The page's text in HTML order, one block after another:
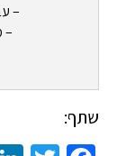
–
–
שתף: